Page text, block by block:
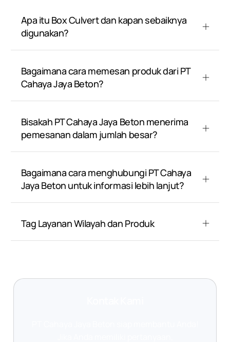
Apa itu Box Culvert dan kapan sebaiknya
digunakan?
Bagaimana cara memesan produk dari PT
Cahaya Jaya Beton?
Bisakah PT Cahaya Jaya Beton menerima
pemesanan dalam jumlah besar?
Bagaimana cara menghubungi PT Cahaya
Jaya Beton untuk informasi lebih lanjut?
Tag Layanan Wilayah dan Produk